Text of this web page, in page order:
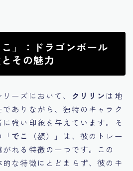
」：ドラゴンボール
その魅力
ーズにおいて、 クリリン は地
ありながら、独特のキャラク
強い印象を与えています。そ
「でこ
（額）」は、彼のトレー
れる特徴の一つです。この
的な特徴にとどまらず、彼のキ